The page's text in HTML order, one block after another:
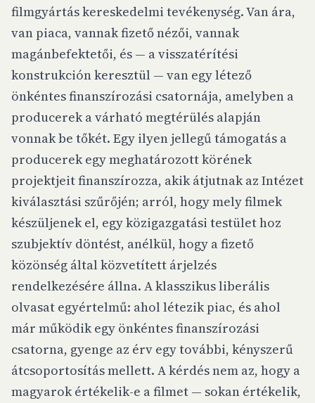
filmgyártás kereskedelmi tevékenység. Van ára,
van piaca, vannak fizető nézői, vannak
magánbefektetői, és — a visszatérítési
konstrukción keresztül — van egy létező
önkéntes finanszírozási csatornája, amelyben a
producerek a várható megtérülés alapján
vonnak be tőkét. Egy ilyen jellegű támogatás a
producerek egy meghatározott körének
projektjeit finanszírozza, akik átjutnak az Intézet
kiválasztási szűrőjén; arról, hogy mely filmek
készüljenek el, egy közigazgatási testület hoz
szubjektív döntést, anélkül, hogy a fizető
közönség által közvetített árjelzés
rendelkezésére állna. A klasszikus liberális
olvasat egyértelmű: ahol létezik piac, és ahol
már működik egy önkéntes finanszírozási
csatorna, gyenge az érv egy további, kényszerű
átcsoportosítás mellett. A kérdés nem az, hogy a
magyarok értékelik-e a filmet — sokan értékelik,